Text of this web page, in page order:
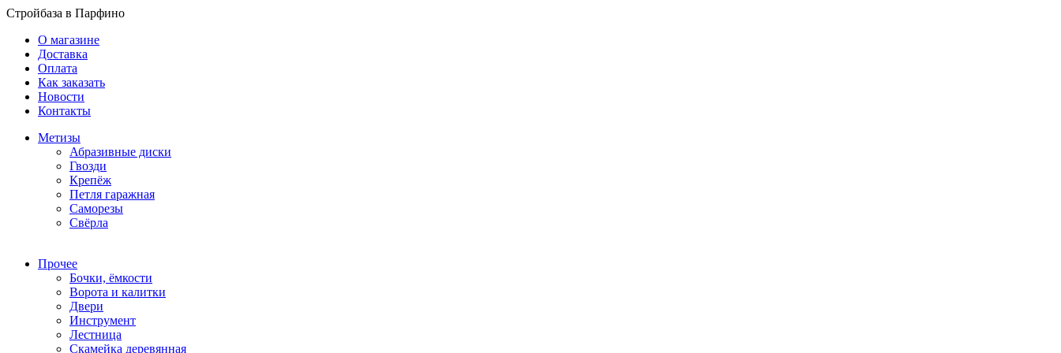
Стройбаза в Парфино
О магазине
Доставка
Оплата
Как заказать
Новости
Контакты
Метизы
Абразивные диски
Гвозди
Крепёж
Петля гаражная
Саморезы
Свёрла
Прочее
Бочки, ёмкости
Ворота и калитки
Двери
Инструмент
Лестница
Скамейка деревянная